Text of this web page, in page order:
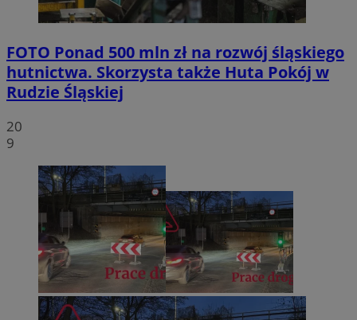
FOTO Ponad 500 mln zł na rozwój śląskiego
hutnictwa. Skorzysta także Huta Pokój w
Rudzie Śląskiej
20
9